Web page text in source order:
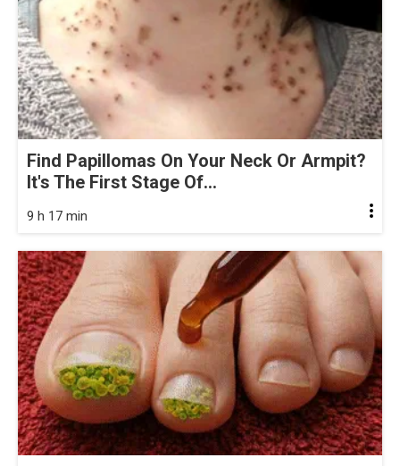
Find Papillomas On Your Neck Or Armpit?
It's The First Stage Of...
9 h 17 min